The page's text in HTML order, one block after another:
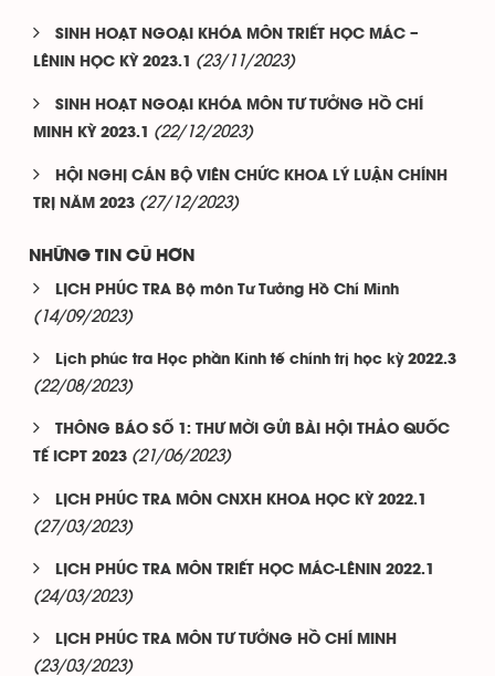
SINH HOẠT NGOẠI KHÓA MÔN TRIẾT HỌC MÁC –
LÊNIN HỌC KỲ 2023.1
(23/11/2023)
SINH HOẠT NGOẠI KHÓA MÔN TƯ TƯỞNG HỒ CHÍ
MINH KỲ 2023.1
(22/12/2023)
HỘI NGHỊ CÁN BỘ VIÊN CHỨC KHOA LÝ LUẬN CHÍNH
TRỊ NĂM 2023 (27/12/2023)
NHỮNG TIN CŨ HƠN
LỊCH PHÚC TRA Bộ môn Tư Tưởng Hồ Chí Minh
(14/09/2023)
Lịch phúc tra Học phần Kinh tế chính trị học kỳ 2022.3
(22/08/2023)
THÔNG BÁO SỐ 1: THƯ MỜI GỬI BÀI HỘI THẢO QUỐC
TẾ ICPT 2023 (21/06/2023)
LỊCH PHÚC TRA MÔN CNXH KHOA HỌC KỲ 2022.1
(27/03/2023)
LỊCH PHÚC TRA MÔN TRIẾT HỌC MÁC-LÊNIN 2022.1
(24/03/2023)
LỊCH PHÚC TRA MÔN TƯ TƯỞNG HỒ CHÍ MINH
(23/03/2023)